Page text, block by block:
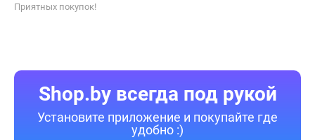
Приятных покупок!
Shop.by всегда под рукой
Установите приложение и покупайте где
удобно :)